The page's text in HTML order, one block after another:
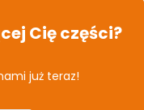
Cię części?
już teraz!